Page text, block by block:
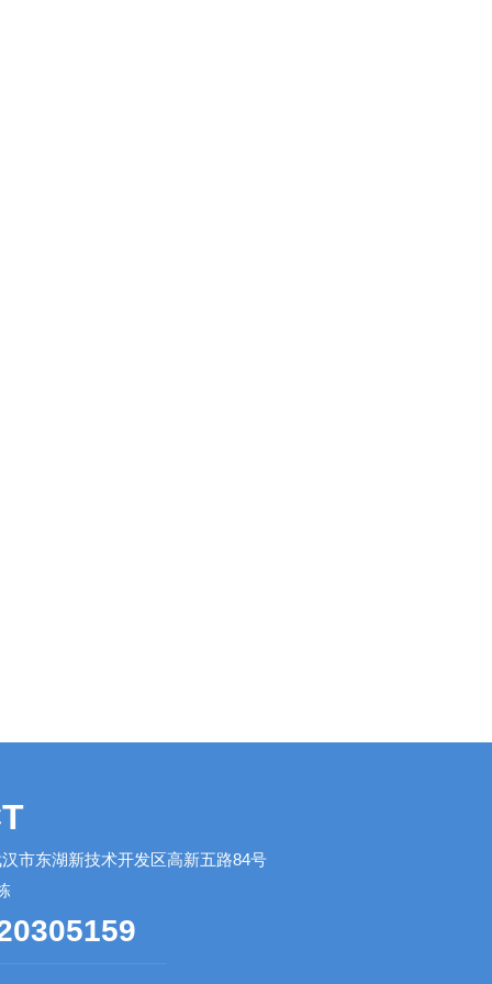
市东湖新技术开发区高新五路84号